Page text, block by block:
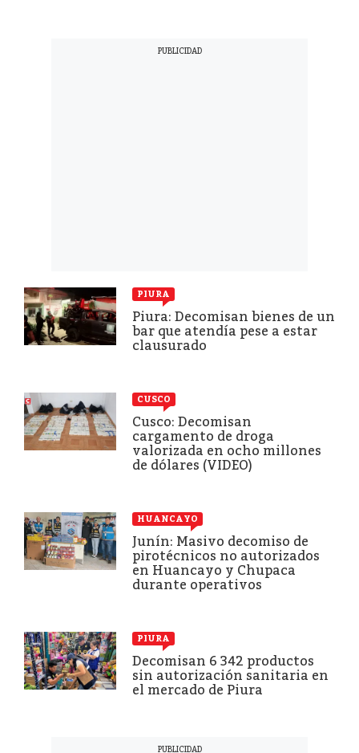
PIURA
Piura: Decomisan bienes de un
bar que atendía pese a estar
clausurado
CUSCO
Cusco: Decomisan
cargamento de droga
valorizada en ocho millones
de dólares (VIDEO)
HUANCAYO
Junín: Masivo decomiso de
pirotécnicos no autorizados
en Huancayo y Chupaca
durante operativos
PIURA
Decomisan 6 342 productos
sin autorización sanitaria en
el mercado de Piura